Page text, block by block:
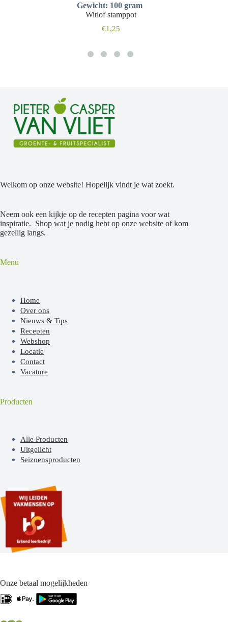
Witlof stamppot
€1,25
Gewicht: 100 gram
Welkom op onze website! Hopelijk vindt je wat zoekt.
Neem ook een kijkje op de recepten pagina voor wat
inspiratie. Shop wat je nodig hebt op onze website of kom
gezellig langs.
Menu
Home
Over ons
Nieuws & Tips
Recepten
Webshop
Locatie
Contact
Vacature
Producten
Alle Producten
Uitgelicht
Seizoensproducten
Onze betaal mogelijkheden
.